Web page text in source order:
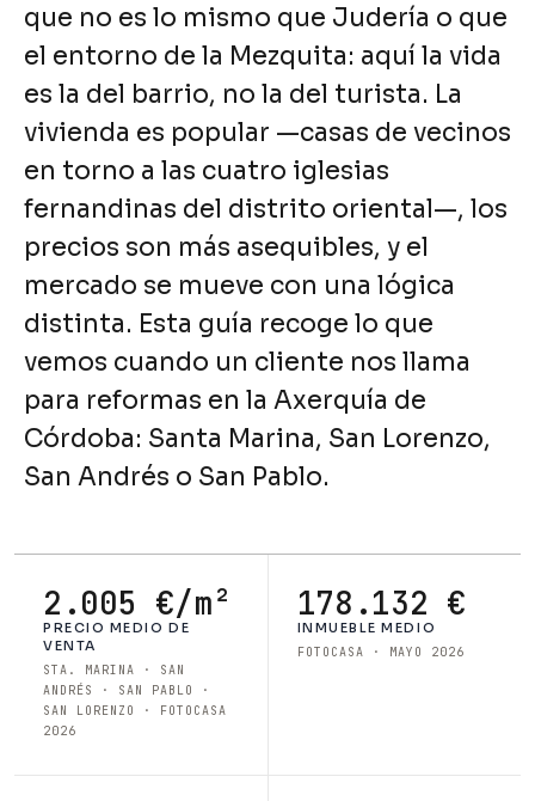
que no es lo mismo que Judería o que
el entorno de la Mezquita: aquí la vida
es la del barrio, no la del turista. La
vivienda es popular —casas de vecinos
en torno a las cuatro iglesias
fernandinas del distrito oriental—, los
precios son más asequibles, y el
mercado se mueve con una lógica
distinta. Esta guía recoge lo que
vemos cuando un cliente nos llama
para reformas en la Axerquía de
Córdoba: Santa Marina, San Lorenzo,
San Andrés o San Pablo.
2.005 €/m²
PRECIO MEDIO DE
VENTA
STA. MARINA · SAN
ANDRÉS · SAN PABLO ·
SAN LORENZO · FOTOCASA
2026
178.132 €
INMUEBLE MEDIO
FOTOCASA · MAYO 2026